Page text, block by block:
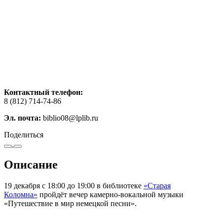
Контактный телефон:
8 (812) 714-74-86
Эл. почта: biblio08@lplib.ru
Поделиться
Описание
19 декабря с 18:00 до 19:00 в библиотеке «Старая
Коломна» пройдёт вечер камерно-вокальной музыки
«Путешествие в мир немецкой песни».